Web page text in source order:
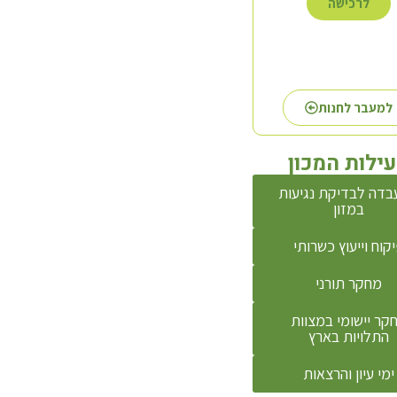
למעבר לחנות
המכון
לבדיקת נגיעות
במזון
וייעוץ כשרותי
מחקר תורני
יישומי במצוות
התלויות בארץ
ימי עיון והרצאות